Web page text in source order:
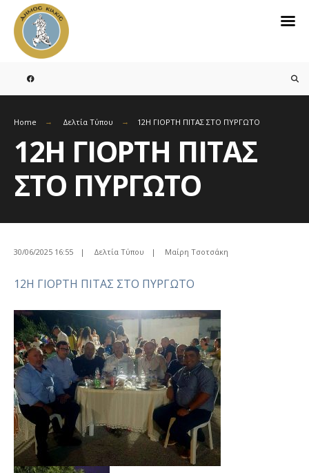
Skip
Home Δελτία Τύπου 12Η ΓΙΟΡΤΗ ΠΙΤΑΣ ΣΤΟ ΠΥΡΓΩΤΟ
12Η ΓΙΟΡΤΗ ΠΙΤΑΣ
ΣΤΟ ΠΥΡΓΩΤΟ
30/06/2025 16:55 | Δελτία Τύπου | Μαίρη Τσοτσάκη
12Η ΓΙΟΡΤΗ ΠΙΤΑΣ ΣΤΟ ΠΥΡΓΩΤΟ
Search
for: